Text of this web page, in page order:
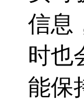
信息
时也
能保